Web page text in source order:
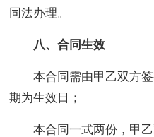
同法办理。
八、合同生效
本合同需由甲乙双方
期为生效日；
本合同一式两份，甲